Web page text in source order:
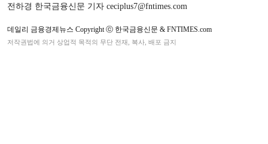
전하경 한국금융신문 기자 ceciplus7@fntimes.com
데일리 금융경제뉴스 Copyright ⓒ 한국금융신문 & FNTIMES.com
저작권법에 의거 상업적 목적의 무단 전재, 복사, 배포 금지